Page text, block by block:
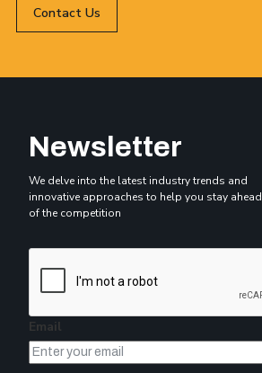
Contact Us
Newsletter
We delve into the latest industry trends and
innovative approaches to help you stay ahead
of the competition
Email